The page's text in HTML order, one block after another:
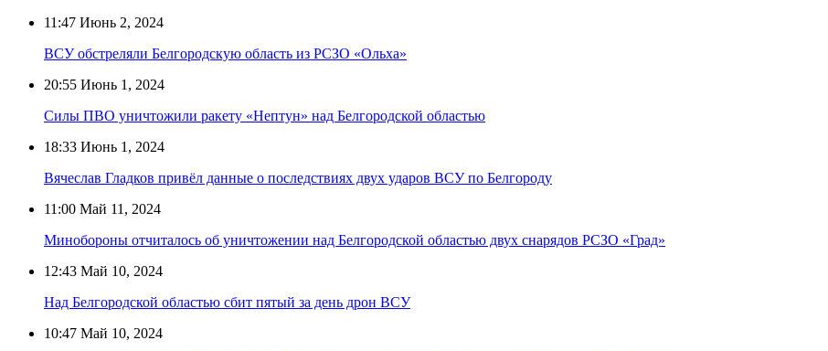
11:47 Июнь 2, 2024
ВСУ обстреляли Белгородскую область из РСЗО «Ольха»
20:55 Июнь 1, 2024
Силы ПВО уничтожили ракету «Нептун» над Белгородской областью
18:33 Июнь 1, 2024
Вячеслав Гладков привёл данные о последствиях двух ударов ВСУ по Белгороду
11:00 Май 11, 2024
Минобороны отчиталось об уничтожении над Белгородской областью двух снарядов РСЗО «Град»
12:43 Май 10, 2024
Над Белгородской областью сбит пятый за день дрон ВСУ
10:47 Май 10, 2024